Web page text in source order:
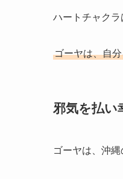
ハートチャクラ
ゴーヤは、自
邪気を払い
ゴーヤは、沖